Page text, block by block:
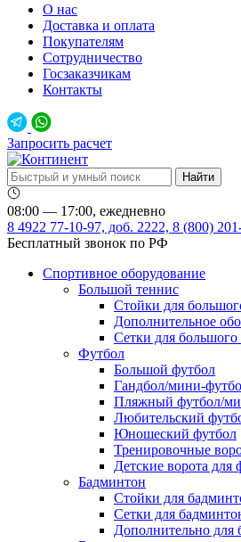
О нас
Доставка и оплата
Покупателям
Сотрудничество
Госзаказчикам
Контакты
Запросить расчет
08:00 — 17:00, ежедневно
8 4922 77-10-97, доб. 2222, 8 (800)
Бесплатный звонок по РФ
Спортивное оборудование
Большой теннис
Стойки для
Дополнительное
Сетки для большого
Футбол
Большой футбол
Гандбол/мини-
Пляжный футбол/
Любительский
Юношеский футбол
Тренировочные
Детские ворота для
Бадминтон
Стойки для
Сетки для
Дополнительно для